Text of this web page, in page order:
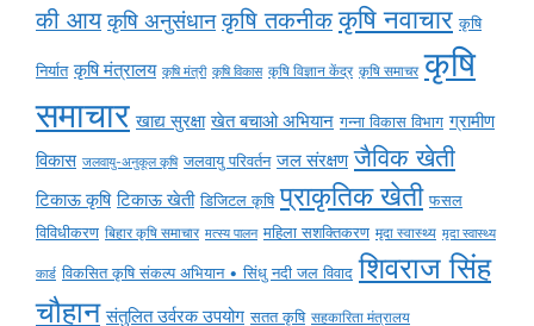
की आय कृषि अनुसंधान कृषि तकनीक कृषि नवाचार कृषि
निर्यात कृषि मंत्रालय कृषि मंत्री कृषि विकास कृषि विज्ञान केंद्र कृषि समाचर कृषि
समाचार खाद्य सुरक्षा खेत बचाओ अभियान गन्ना विकास विभाग ग्रामीण
विकास जलवायु-अनुकूल कृषि जलवायु परिवर्तन जल संरक्षण जैविक खेती
टिकाऊ कृषि टिकाऊ खेती डिजिटल कृषि प्राकृतिक खेती फसल
विविधीकरण बिहार कृषि समाचार मत्स्य पालन महिला सशक्तिकरण मृदा स्वास्थ्य मृदा स्वास्थ्य
कार्ड विकसित कृषि संकल्प अभियान • सिंधु नदी जल विवाद शिवराज सिंह
चौहान संतुलित उर्वरक उपयोग सतत कृषि सहकारिता मंत्रालय